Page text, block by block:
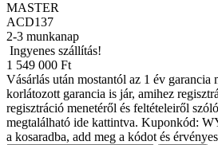
MASTER
ACD137
2-3 munkanap
Ingyenes szállítás!
1 549 000 Ft
Vásárlás után mostantól az 1 év garancia
korlátozott garancia is jár, amihez
regisztráció menetéről és feltételeiről
megtalálható ide kattintva. Kuponkód:
a kosaradba, add meg a kódot és